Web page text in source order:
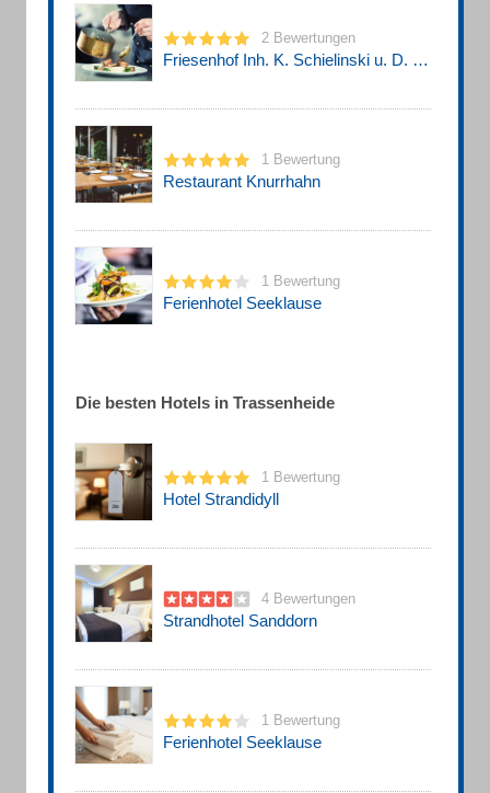
2 Bewertungen
Friesenhof Inh. K. Schielinski u. D. Friese
1 Bewertung
Restaurant Knurrhahn
1 Bewertung
Ferienhotel Seeklause
Die besten Hotels in Trassenheide
1 Bewertung
Hotel Strandidyll
4 Bewertungen
Strandhotel Sanddorn
1 Bewertung
Ferienhotel Seeklause